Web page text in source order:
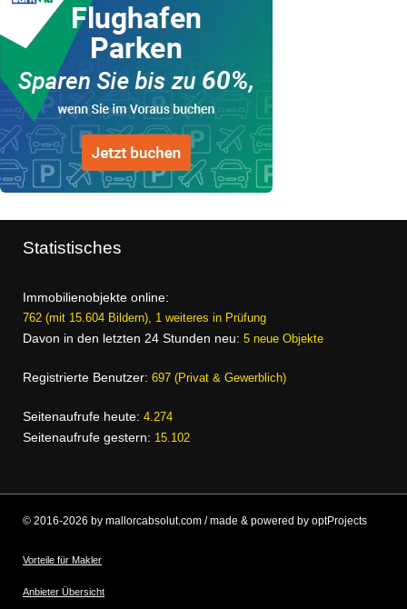
Statistisches
Immobilienobjekte online:
762 (mit 15.604 Bildern), 1 weiteres in Prüfung
Davon in den letzten 24 Stunden neu: 5 neue Objekte
Registrierte Benutzer: 697 (Privat & Gewerblich)
Seitenaufrufe heute: 4.274
Seitenaufrufe gestern: 15.102
© 2016-2026 by mallorcabsolut.com / made & powered by optProjects
Vorteile für Makler
Anbieter Übersicht